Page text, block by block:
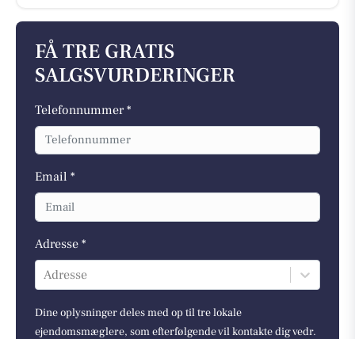
FÅ TRE GRATIS
SALGSVURDERINGER
Telefonnummer *
Email *
Adresse *
Adresse
Dine oplysninger deles med op til tre lokale
ejendomsmæglere, som efterfølgende vil kontakte dig vedr.